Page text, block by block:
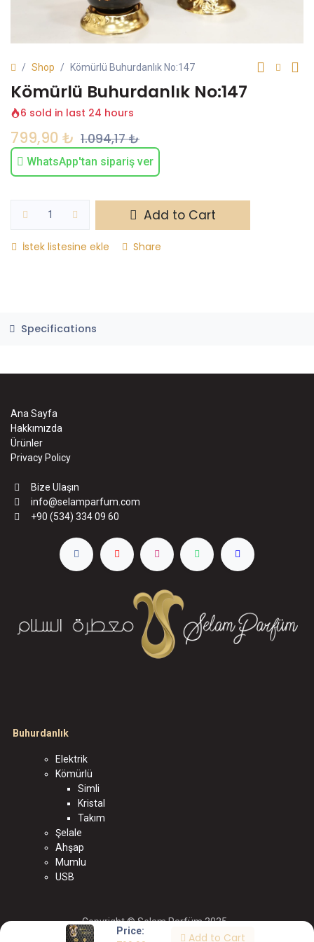
Price:
Add to Cart
Shop Kömürlü Buhurdanlık No:147
Kömürlü Buhurdanlık No:147
6 sold in last 24 hours
799,90 ₺ 1.094,17₺
WhatsApp'tan sipariş ver
Add to Cart
İstek listesine ekle Share
Specifications
Ana Sayfa
Hakkımızda
Ürünler
Privacy Policy
Bize Ulaşın
info@selamparfum.com
+90 (534) 334 09 60
Buhurdanlık
Elektrik
Kömürlü
Simli
Kristal
Takım
Şelale
Ahşap
Mumlu
USB
Copyright © Selam Parfüm 2025
الْعَرَبيّة
English (US) | Türkçe